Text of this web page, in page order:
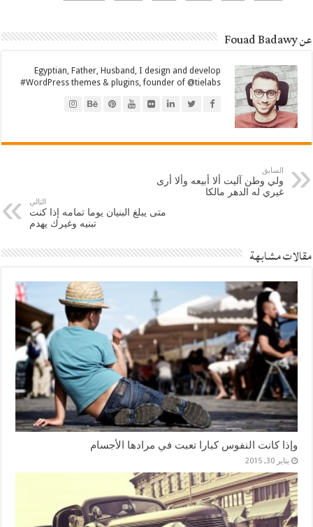
عن Fouad Badawy
Egyptian, Father, Husband, I design and develop
#WordPress themes & plugins, founder of @tielabs
السابق
ولي وطن آليت ألا أبيعه وألا أرى
غيري له الدهر مالكا
التالي
متى يبلغ البنيان يوما تمامه إذا كنت
تبنيه وغيرك يهدم
مقالات مشابهة
وإذا كانت النفوس كبارا تعبت في مرادها الأجسام
يناير 30, 2015